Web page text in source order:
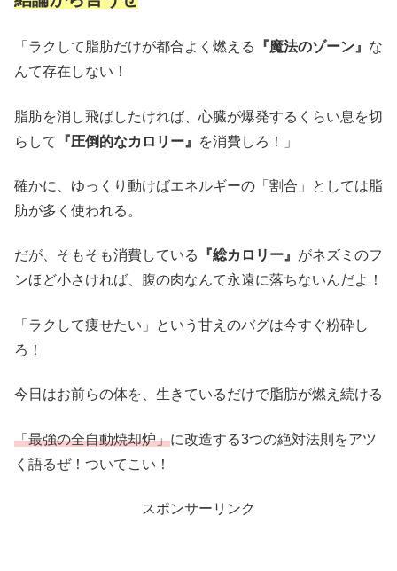
「ラクして脂肪だけが都合よく燃える 『魔法のゾーン』 な
んて存在しない！
脂肪を消し飛ばしたければ、心臓が爆発するくらい息を切
らして
『圧倒的なカロリー』 を消費しろ！」
確かに、ゆっくり動けばエネルギーの「割合」としては脂
肪が多く使われる。
だが、そもそも消費している 『総カロリー』 がネズミのフ
ンほど小さければ、腹の肉なんて永遠に落ちないんだよ！
「ラクして痩せたい」という甘えのバグは今すぐ粉砕し
ろ！
今日はお前らの体を、生きているだけで脂肪が燃え続ける
「最強の全自動焼却炉」に改造する3つの絶対法則をアツ
く語るぜ！ついてこい！
スポンサーリンク